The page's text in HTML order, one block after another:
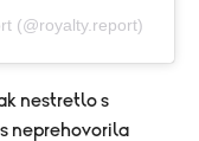
(@royalty.report)
nestretlo s
neprehovorila